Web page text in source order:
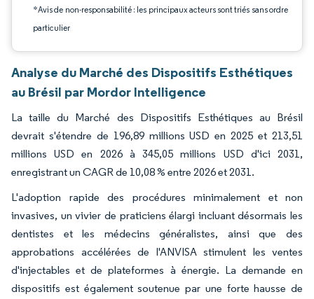
*Avis de non-responsabilité : les principaux acteurs sont triés sans ordre
particulier
Analyse du Marché des Dispositifs Esthétiques
au Brésil par Mordor Intelligence
La taille du Marché des Dispositifs Esthétiques au Brésil
devrait s'étendre de 196,89 millions USD en 2025 et 213,51
millions USD en 2026 à 345,05 millions USD d'ici 2031,
enregistrant un CAGR de 10,08 % entre 2026 et 2031.
L'adoption rapide des procédures minimalement et non
invasives, un vivier de praticiens élargi incluant désormais les
dentistes et les médecins généralistes, ainsi que des
approbations accélérées de l'ANVISA stimulent les ventes
d'injectables et de plateformes à énergie. La demande en
dispositifs est également soutenue par une forte hausse de